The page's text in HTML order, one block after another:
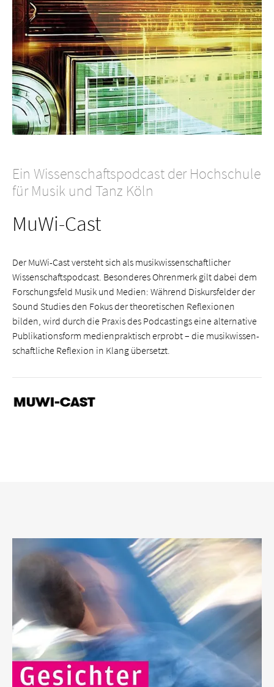
Ein Wissenschaftspodcast der Hochschule
für Musik und Tanz Köln
MuWi-Cast
Der MuWi-Cast versteht sich als musikwissenschaftlicher
Wissenschaftspodcast. Besonderes Ohrenmerk gilt dabei dem
Forschungsfeld Musik und Medien: Während Diskursfelder der
Sound Studies den Fokus der theoretischen Reflexionen
bilden, wird durch die Praxis des Podcastings eine alternative
Publikationsform medienpraktisch erprobt – die musik­wissen­
schaftliche Reflexion in Klang übersetzt.
MUWI-CAST